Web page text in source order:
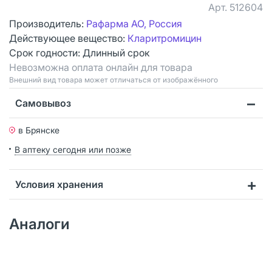
Арт. 512604
Производитель: Рафарма АО, Россия
Действующее вещество: Кларитромицин
Срок годности: Длинный срок
Невозможна оплата онлайн для товара
Bнешний вид товара может отличаться от изображённого
Самовывоз
в Брянске
В аптеку сегодня или позже
Условия хранения
Аналоги